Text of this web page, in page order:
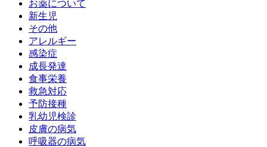
お薬について
新生児
その他
アレルギー
感染症
成長発達
食事栄養
救急対応
予防接種
乳幼児検診
皮膚の病気
呼吸器の病気